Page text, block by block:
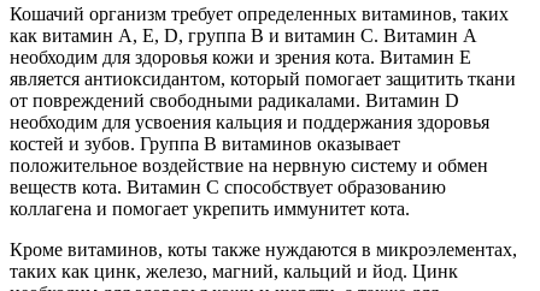
Кошачий организм требует определенных витаминов, таких
как витамин А, Е, D, группа B и витамин С. Витамин А
необходим для здоровья кожи и зрения кота. Витамин Е
является антиоксидантом, который помогает защитить ткани
от повреждений свободными радикалами. Витамин D
необходим для усвоения кальция и поддержания здоровья
костей и зубов. Группа B витаминов оказывает
положительное воздействие на нервную систему и обмен
веществ кота. Витамин С способствует образованию
коллагена и помогает укрепить иммунитет кота.
Кроме витаминов, коты также нуждаются в микроэлементах,
таких как цинк, железо, магний, кальций и йод. Цинк